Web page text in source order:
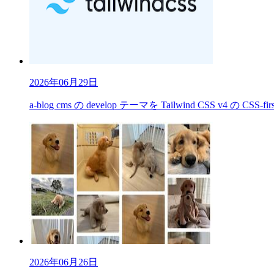
2026年06月29日
a-blog cms の develop テーマを Tailwind CSS v4 の CSS-
2026年06月26日